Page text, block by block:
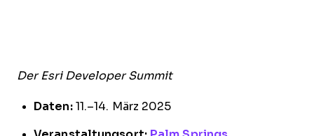
Der Esri Developer Summit
Daten:11.–14. März 2025